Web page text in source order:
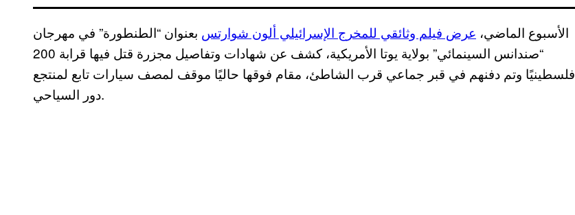
الأسبوع الماضي، عرض فيلم وثائقي للمخرج الإسرائيلي ألون شوارتس بعنوان “الطنطورة” في مهرجان
“صندانس السينمائي” بولاية يوتا الأمريكية، كشف عن شهادات وتفاصيل مجزرة قتل فيها قرابة 200
فلسطينيًا وتم دفنهم في قبر جماعي قرب الشاطئ، مقام فوقها حاليًا موقف لمصف سيارات تابع لمنتجع
دور السياحي.